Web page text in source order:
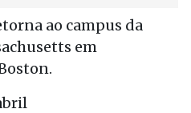
ao campus da
em